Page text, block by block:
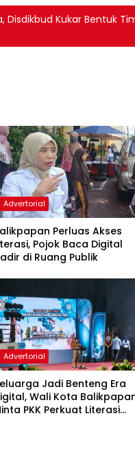
Disdikbud Kukar Bentuk
Advertorial
Perluas Akses
Pojok Baca Digital
di Ruang Publik
Advertorial
Jadi Benteng Era
Wali Kota
PKK Perkuat Literasi